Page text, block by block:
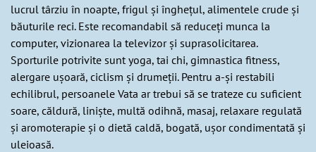
lucrul târziu în noapte, frigul și înghețul, alimentele crude și
băuturile reci. Este recomandabil să reduceți munca la
computer, vizionarea la televizor și suprasolicitarea.
Sporturile potrivite sunt yoga, tai chi, gimnastica fitness,
alergare ușoară, ciclism și drumeții. Pentru a-și restabili
echilibrul, persoanele Vata ar trebui să se trateze cu suficient
soare, căldură, liniște, multă odihnă, masaj, relaxare regulată
și aromoterapie și o dietă caldă, bogată, ușor condimentată și
uleioasă.